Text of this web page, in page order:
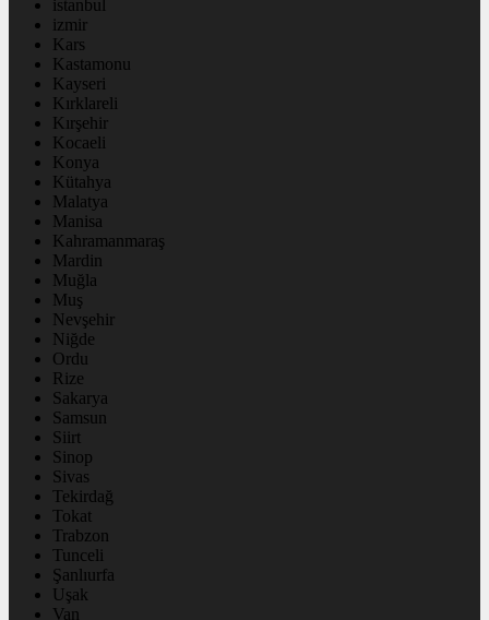
istanbul
izmir
Kars
Kastamonu
Kayseri
Kırklareli
Kırşehir
Kocaeli
Konya
Kütahya
Malatya
Manisa
Kahramanmaraş
Mardin
Muğla
Muş
Nevşehir
Niğde
Ordu
Rize
Sakarya
Samsun
Siirt
Sinop
Sivas
Tekirdağ
Tokat
Trabzon
Tunceli
Şanlıurfa
Uşak
Van